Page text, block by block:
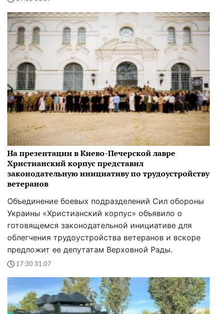
На презентации в Киево-Печерской лавре
Христианский корпус представил
законодательную инициативу по трудоустройству
ветеранов
Объединение боевых подразделений Сил обороны
Украины «Христианский корпус» объявило о
готовящемся законодательной инициативе для
облегчения трудоустройства ветеранов и вскоре
предложит ее депутатам Верховной Рады.
17:30 31.07